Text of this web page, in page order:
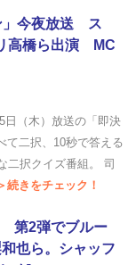
」今夜放送 ス
高橋ら出演 MC
日（木）放送の「即決
て二択、10秒で答える
二択クイズ番組。 司
続きをチェック！
第2弾でブルー
也ら。シャッフ